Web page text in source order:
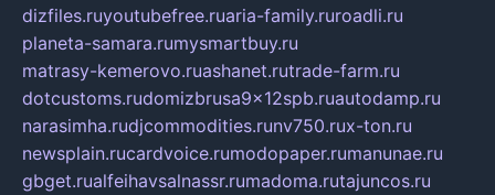
dizfiles.ruyoutubefree.ruaria-family.ruroadli.ru
planeta-samara.rumysmartbuy.ru
matrasy-kemerovo.ruashanet.rutrade-farm.ru
dotcustoms.rudomizbrusa9x12spb.ruautodamp.ru
narasimha.rudjcommodities.runv750.rux-ton.ru
newsplain.rucardvoice.rumodopaper.rumanunae.ru
gbget.rualfeihavsalnassr.rumadoma.rutajuncos.ru